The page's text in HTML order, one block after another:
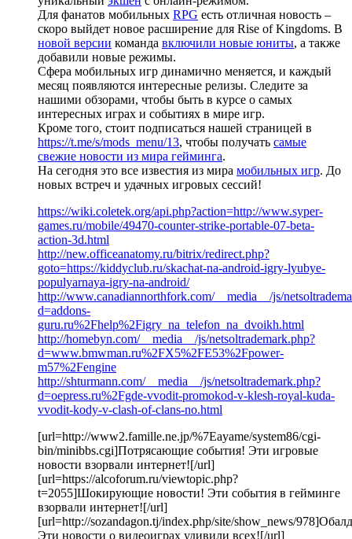
Для фанатов мобильных RPG есть отличная новость –
скоро выйдет новое расширение для Rise of Kingdoms. В
новой версии команда включили новые юниты, а также
добавили новые режимы.
Сфера мобильных игр динамично меняется, и каждый
месяц появляются интересные релизы. Следите за
нашими обзорами, чтобы быть в курсе о самых
интересных играх и событиях в мире игр.
Кроме того, стоит подписаться нашей страницей в
https://t.me/s/mods_menu/13, чтобы получать самые
свежие новости из мира гейминга.
На сегодня это все известия из мира мобильных игр. До
новых встреч и удачных игровых сессий!
https://wiki.coletek.org/api.php?action=http://www.syper-
games.ru/mobile/49470-counter-strike-portable-07-beta-
action-3d.html
http://new.officeanatomy.ru/bitrix/redirect.php?
goto=https://kiddyclub.ru/skachat-na-android-igry-lyubye-
populyarnaya-igry-na-android/
http://www.canadiannorthfork.com/__media__/js/
d=addons-
guru.ru%2Fhelp%2Figry_na_telefon_na_dvoikh.html
http://homebyn.com/__media__/js/netsoltrademark.php?
d=www.bmwman.ru%2FX5%2FE53%2Fpower-
m57%2Fengine
http://shturmann.com/__media__/js/netsoltrademark.php?
d=oepress.ru%2Fgde-vvodit-promokod-v-klesh-royal-kuda-
vvodit-kody-v-clash-of-clans-no.html
[url=http://www2.famille.ne.jp/%7Eayame/system86/cgi-
bin/minibbs.cgi]Потрясающие события! Эти игровые
новости взорвали интернет![/url]
[url=https://alcoforum.ru/viewtopic.php?
t=2055]Шокирующие новости! Эти события в гейминге
взорвали интернет![/url]
[url=http://sozandagon.tj/index.php/site/show_news/
Эти новости о видеоиграх удивили всех![/url]